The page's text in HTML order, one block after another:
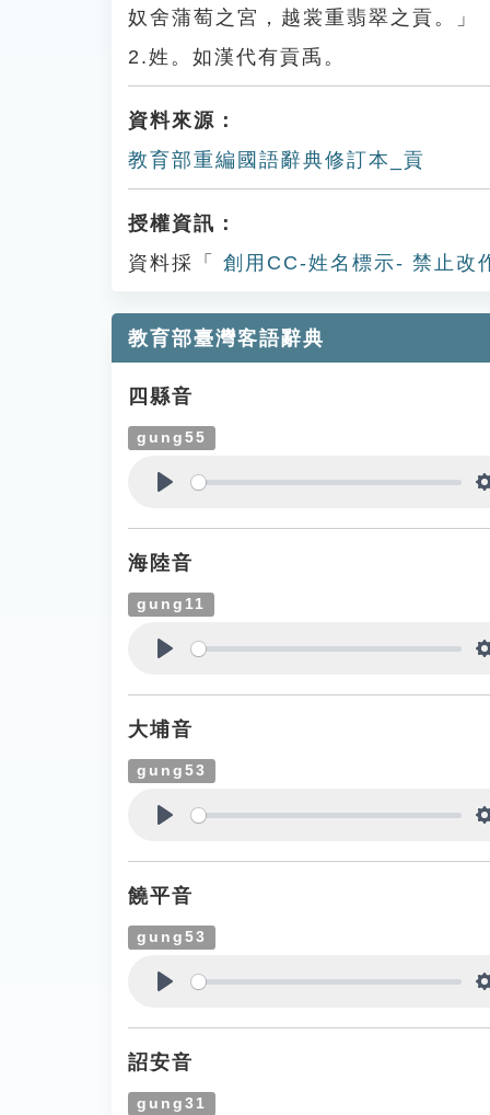
奴舍蒲萄之宮，越裳重翡翠之貢。」
2.姓。如漢代有貢禹。
資料來源：
教育部重編國語辭典修訂本_貢
授權資訊：
資料採「
創用CC-姓名標示- 禁止改
教育部臺灣客語辭典
四縣音
gung55
海陸音
gung11
大埔音
gung53
饒平音
gung53
詔安音
gung31